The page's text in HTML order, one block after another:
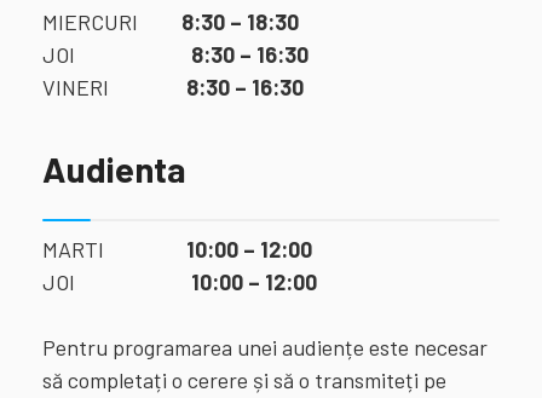
MIERCURI 8:30 – 18:30
JOI 8:30 – 16:30
VINERI 8:30 – 16:30
Audienta
MARTI 10:00 – 12:00
JOI 10:00 – 12:00
Pentru programarea unei audiențe este necesar
să completați o cerere și să o transmiteți pe